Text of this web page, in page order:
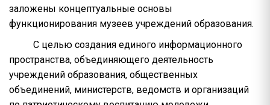
заложены концептуальные основы
функционирования музеев учреждений образования.
С целью создания единого информационного
пространства, объединяющего деятельность
учреждений образования, общественных
объединений, министерств, ведомств и организаций